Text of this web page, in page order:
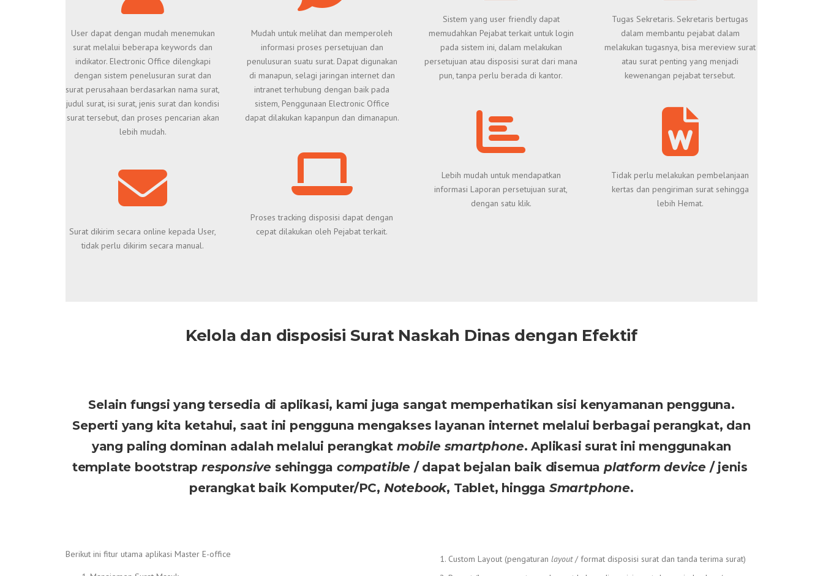
User dapat dengan mudah menemukan
surat melalui beberapa keywords dan
indikator. Electronic Office dilengkapi
dengan sistem penelusuran surat dan
surat perusahaan berdasarkan nama surat,
judul surat, isi surat, jenis surat dan kondisi
surat tersebut, dan proses pencarian akan
lebih mudah.
Surat dikirim secara online kepada User,
tidak perlu dikirim secara manual.
Mudah untuk melihat dan memperoleh
informasi proses persetujuan dan
penulusuran suatu surat. Dapat digunakan
di manapun, selagi jaringan internet dan
intranet terhubung dengan baik pada
sistem, Penggunaan Electronic Office
dapat dilakukan kapanpun dan dimanapun.
Proses tracking disposisi dapat dengan
cepat dilakukan oleh Pejabat terkait.
Sistem yang user friendly dapat
memudahkan Pejabat terkait untuk login
pada sistem ini, dalam melakukan
persetujuan atau disposisi surat dari mana
pun, tanpa perlu berada di kantor.
Lebih mudah untuk mendapatkan
informasi Laporan persetujuan surat,
dengan satu klik.
Tugas Sekretaris. Sekretaris bertugas
dalam membantu pejabat dalam
melakukan tugasnya, bisa mereview surat
atau surat penting yang menjadi
kewenangan pejabat tersebut.
Tidak perlu melakukan pembelanjaan
kertas dan pengiriman surat sehingga
lebih Hemat.
Kelola dan disposisi Surat Naskah Dinas dengan Efektif
Selain fungsi yang tersedia di aplikasi, kami juga sangat memperhatikan sisi kenyamanan pengguna.
Seperti yang kita ketahui, saat ini pengguna mengakses layanan internet melalui berbagai perangkat, dan
yang paling dominan adalah melalui perangkat mobile smartphone. Aplikasi surat ini menggunakan
template bootstrap responsive sehingga compatible / dapat bejalan baik disemua platform device / jenis
perangkat baik Komputer/PC, Notebook, Tablet, hingga Smartphone.
Berikut ini fitur utama aplikasi Master E-office Custom Layout (pengaturan layout/ format disposisi surat dan tanda terima surat)